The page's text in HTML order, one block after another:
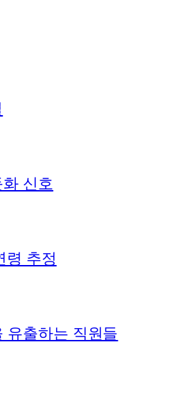
신호
령 추정
유출하는 직원들